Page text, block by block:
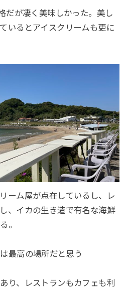
だが凄く美味しかった。美し
いるとアイスクリームも更に
ーム屋が点在しているし、レ
、イカの生き造で有名な海鮮
。
最高の場所だと思う
り、レストランもカフェも利